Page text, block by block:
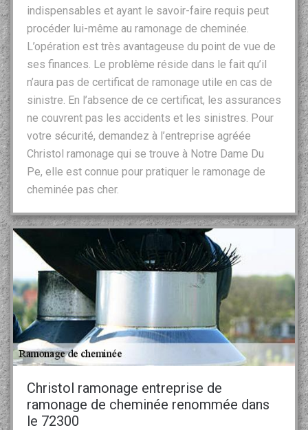
indispensables et ayant le savoir-faire requis peut
procéder lui-même au ramonage de cheminée.
L’opération est très avantageuse du point de vue de
ses finances. Le problème réside dans le fait qu’il
n’aura pas de certificat de ramonage utile en cas de
sinistre. En l’absence de ce certificat, les assurances
ne couvrent pas les accidents et les sinistres. Pour
votre sécurité, demandez à l’entreprise agréée
Christol ramonage qui se trouve à Notre Dame Du
Pe, elle est connue pour pratiquer le ramonage de
cheminée pas cher.
Christol ramonage entreprise de
ramonage de cheminée renommée dans
le 72300